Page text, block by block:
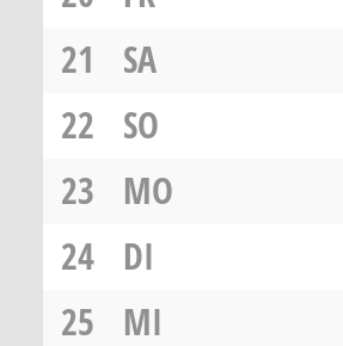
21
SA
22
SO
23
MO
24
DI
25
MI